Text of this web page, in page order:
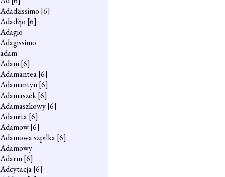
Adadżissimo [6]
Adadżjo [6]
Adagio
Adagissimo
adam
Adam[6]
Adamantea[6]
Adamantyn[6]
Adamaszek[6]
Adamaszkowy[6]
Adamita[6]
Adamow[6]
Adamowa szpilka[6]
Adamowy
Adarm[6]
Adcytacja[6]